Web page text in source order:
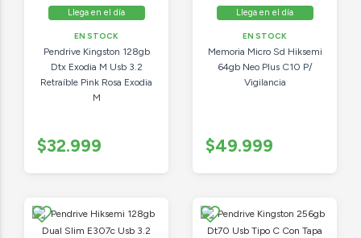
Llega en el día
EN STOCK
Pendrive Kingston 128gb
Dtx Exodia M Usb 3.2
Retraíble Pink Rosa Exodia
M
$32.999
Llega en el día
EN STOCK
Memoria Micro Sd Hiksemi
64gb Neo Plus C10 P/
Vigilancia
$49.999